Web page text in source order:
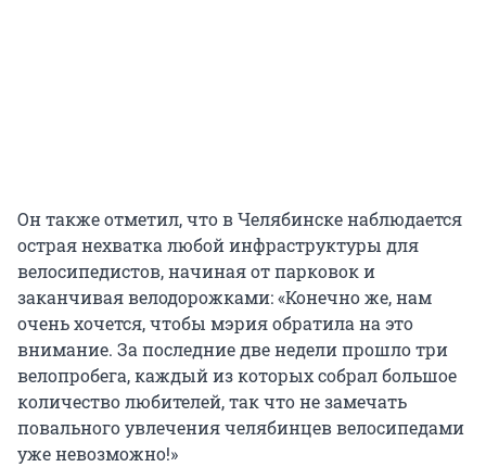
Он также отметил, что в Челябинске наблюдается
острая нехватка любой инфраструктуры для
велосипедистов, начиная от парковок и
заканчивая велодорожками: «Конечно же, нам
очень хочется, чтобы мэрия обратила на это
внимание. За последние две недели прошло три
велопробега, каждый из которых собрал большое
количество любителей, так что не замечать
повального увлечения челябинцев велосипедами
уже невозможно!»